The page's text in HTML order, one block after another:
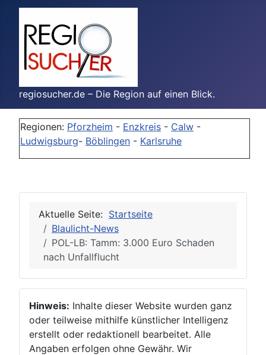
regiosucher.de – Die Region auf einen Blick.
Regionen: Pforzheim - Enzkreis - Calw -
Ludwigsburg- Böblingen - Karlsruhe
Aktuelle Seite: Startseite
Blaulicht-News
POL-LB: Tamm: 3.000 Euro Schaden
nach Unfallflucht
Hinweis: Inhalte dieser Website wurden ganz
oder teilweise mithilfe künstlicher Intelligenz
erstellt oder redaktionell bearbeitet. Alle
Angaben erfolgen ohne Gewähr. Wir